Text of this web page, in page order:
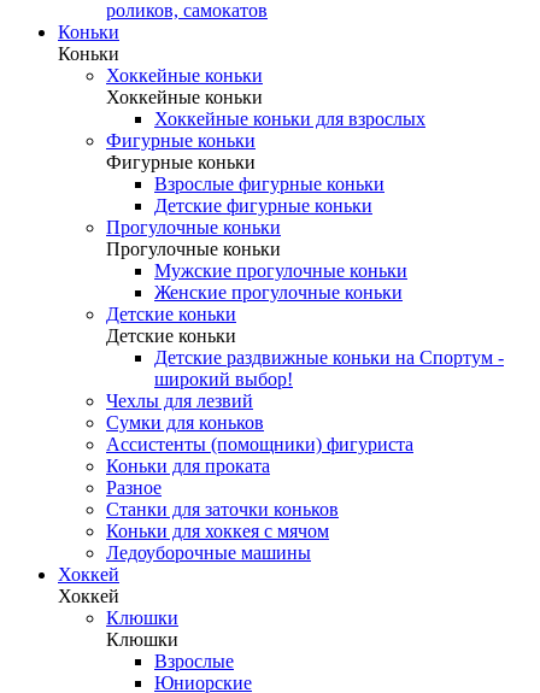
роликов, самокатов
Коньки
Коньки
Хоккейные коньки
Хоккейные коньки
Хоккейные коньки для взрослых
Фигурные коньки
Фигурные коньки
Взрослые фигурные коньки
Детские фигурные коньки
Прогулочные коньки
Прогулочные коньки
Мужские прогулочные коньки
Женские прогулочные коньки
Детские коньки
Детские коньки
Детские раздвижные коньки на Спортум -
широкий выбор!
Чехлы для лезвий
Сумки для коньков
Ассистенты (помощники) фигуриста
Коньки для проката
Разное
Станки для заточки коньков
Коньки для хоккея с мячом
Ледоуборочные машины
Хоккей
Хоккей
Клюшки
Клюшки
Взрослые
Юниорские